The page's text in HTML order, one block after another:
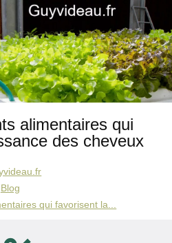
alimentaires qui
des cheveux
Blog
qui favorisent la...